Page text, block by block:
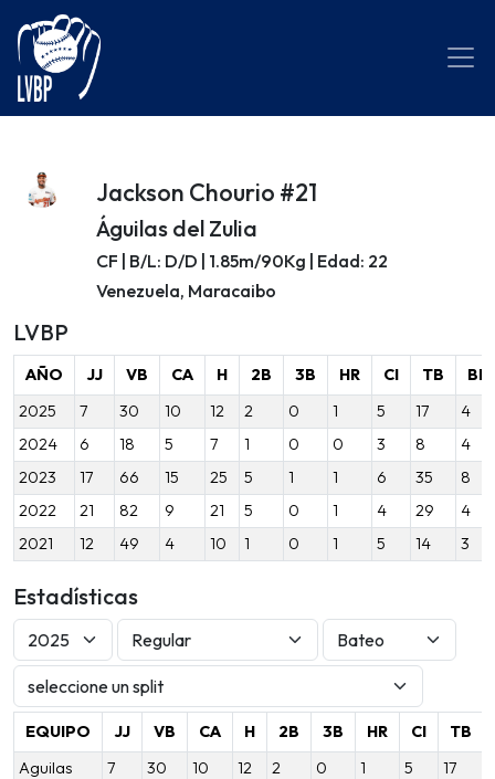
Jackson Chourio #21
Águilas del Zulia
CF | B/L: D/D | 1.85m/90Kg | Edad: 22
Venezuela, Maracaibo
LVBP
AÑO JJ VB CA H 2B 3B HR CI TB
BB
2025
7 30 10 12 2 0 1 5 17
4
2024
6 18 5 7 1 0 0 3 8
4
2023
17 66 15 25 5 1 1 6 35
8
2022
21 82 9 21 5 0 1 4 29
4
2021
12 49 4 10 1 0 1 5 14 3
Estadísticas
EQUIPO JJ VB CA H 2B 3B HR CI
TB
Aguilas
7 30 10 12 2 0 1 5 17